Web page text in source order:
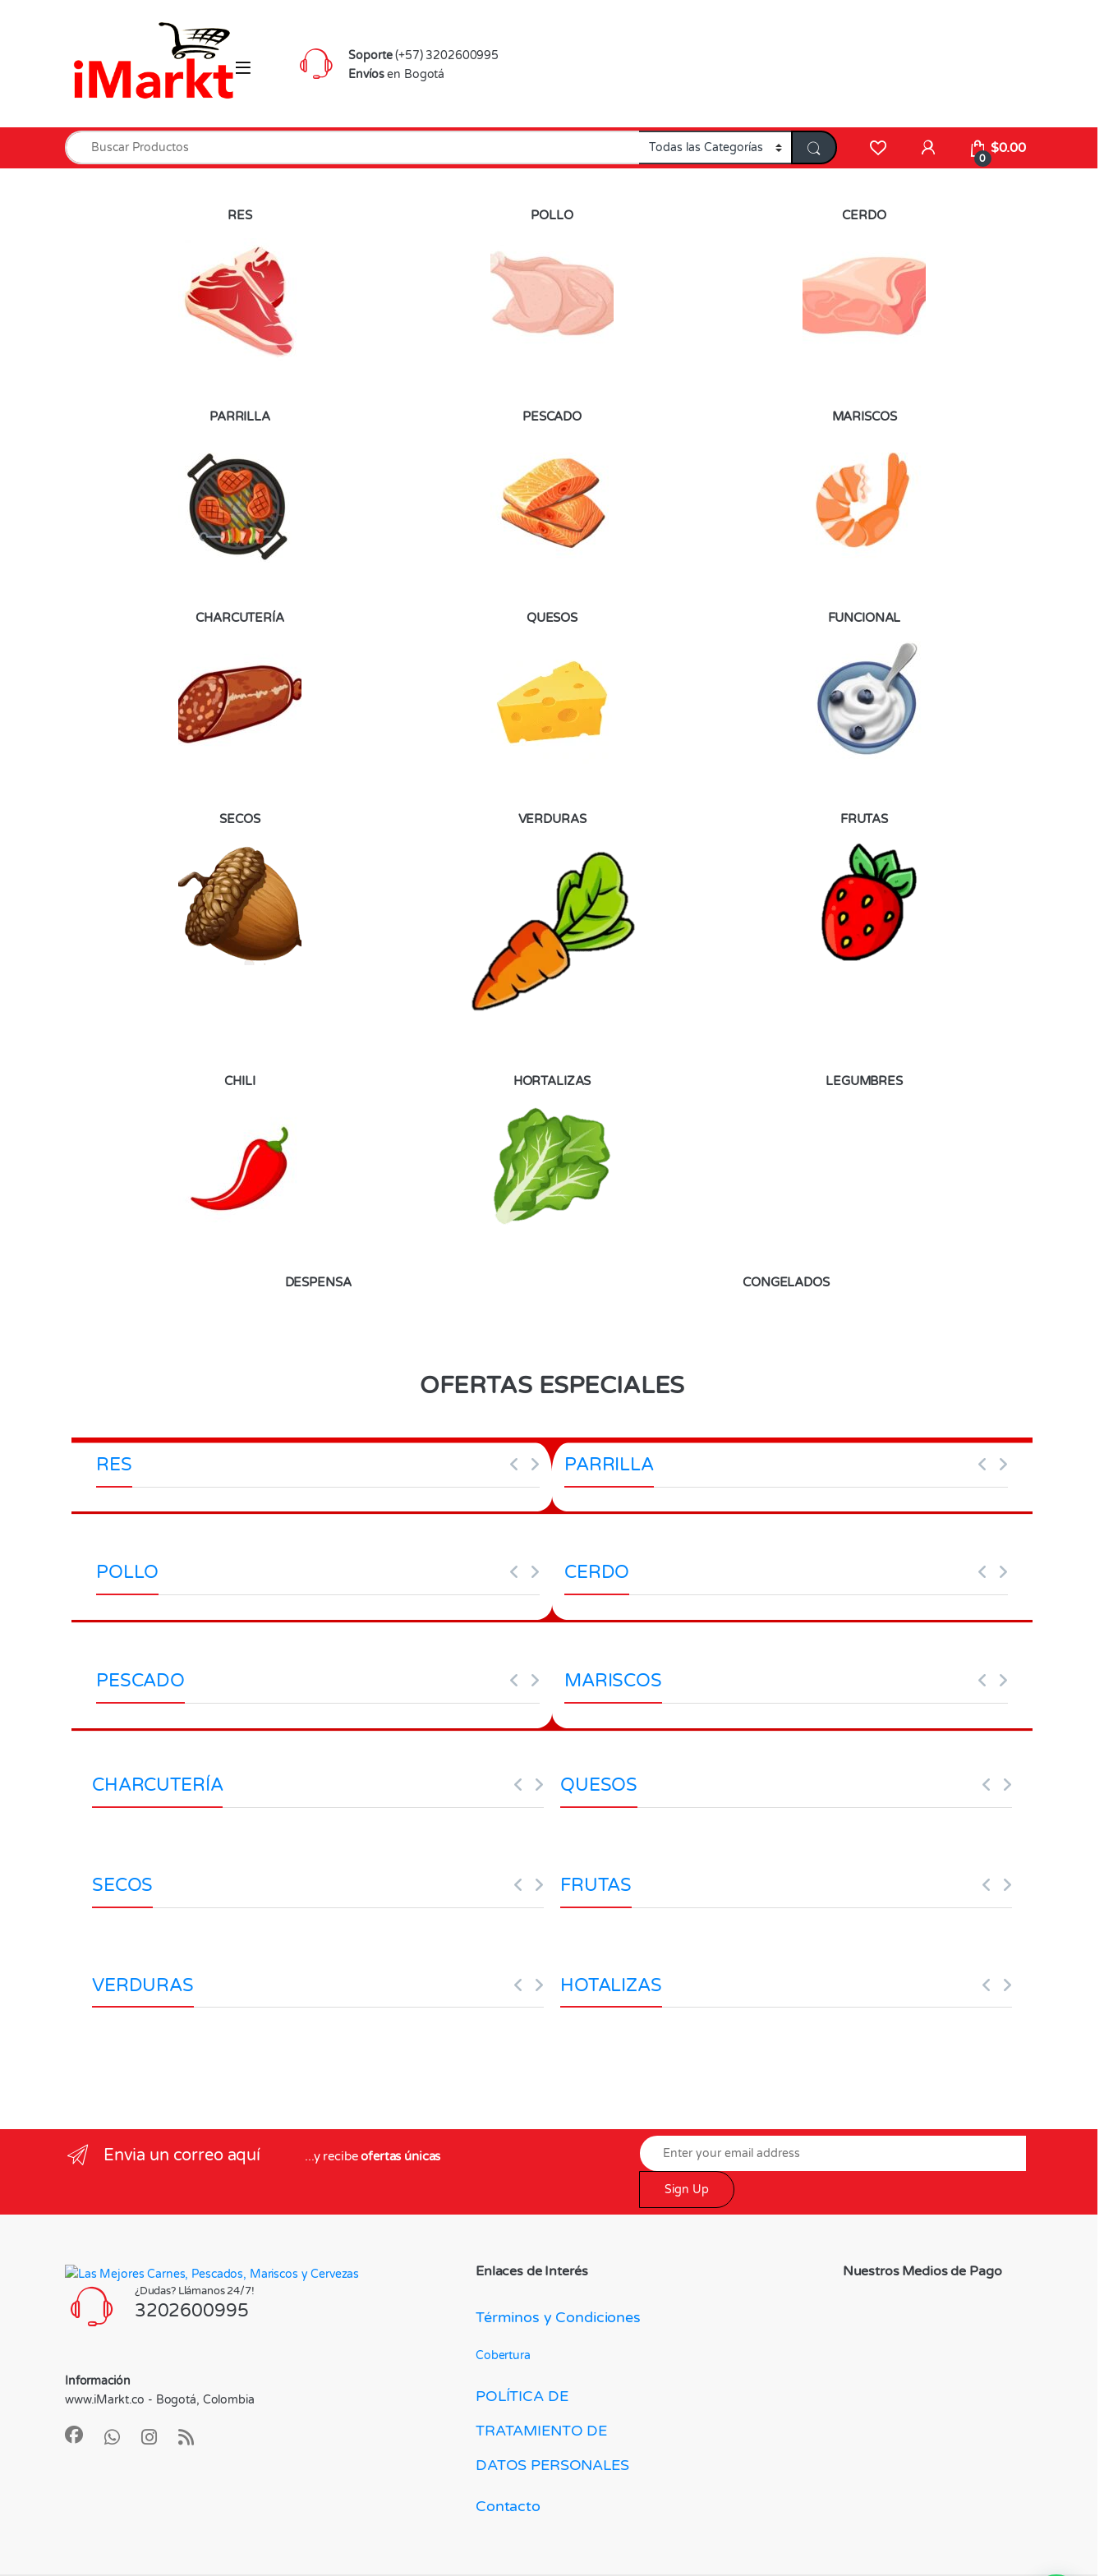
Soporte(+57) 3202600995
Envíosen Bogotá
0
$0.00
RES POLLO CERDO
PARRILLA PESCADO MARISCOS
CHARCUTERÍA QUESOS FUNCIONAL
SECOS VERDURAS FRUTAS
CHILI HORTALIZAS LEGUMBRES
DESPENSA CONGELADOS
OFERTAS ESPECIALES
RES PARRILLA
POLLO CERDO
PESCADO MARISCOS
CHARCUTERÍA QUESOS
SECOS FRUTAS
VERDURAS HOTALIZAS
Envia un correo aquí ...y recibeofertas únicas
Sign Up
¿Dudas? Llámanos 24/7!
3202600995
Información
www.iMarkt.co - Bogotá, Colombia
Enlaces de Interés
Términos y Condiciones
Cobertura
POLÍTICA DE
TRATAMIENTO DE
DATOS PERSONALES
Contacto
Nuestros Medios de Pago